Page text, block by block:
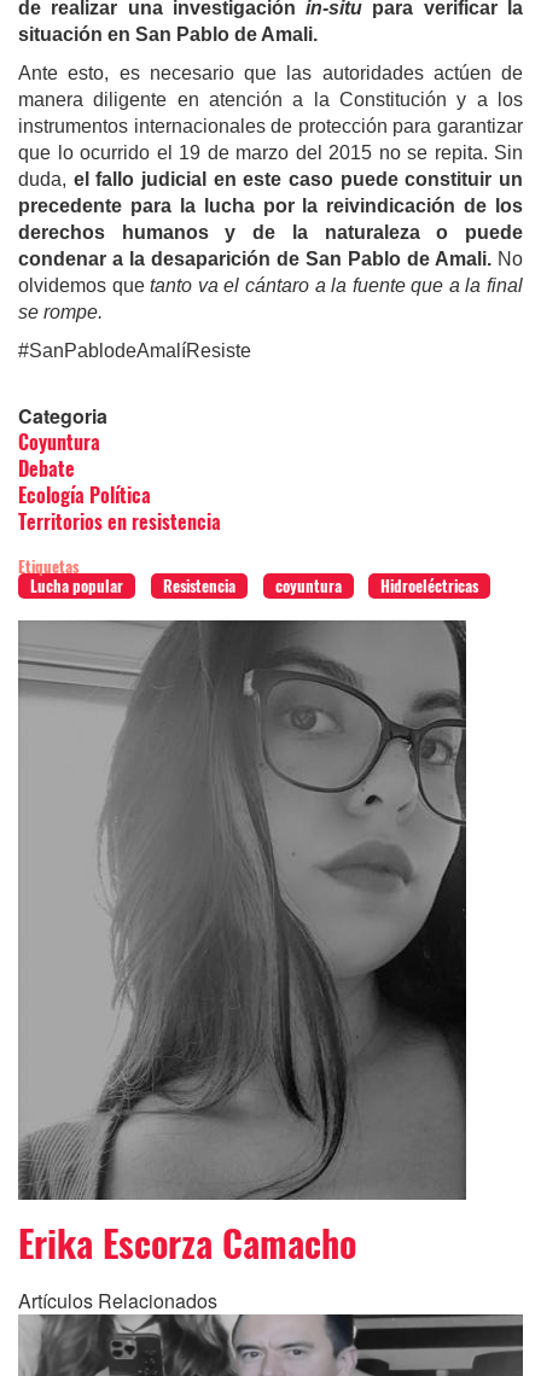
de realizar una investigaciónin-situ para verificar la
situación en San Pablo de Amali.
Ante esto, es necesario que las autoridades actúen de
manera diligente en atención a la Constitución y a los
instrumentos internacionales de protección para garantizar
que lo ocurrido el 19 de marzo del 2015 no se repita. Sin
duda, el fallo judicial en este caso puede constituir un
precedente para la lucha por la reivindicación de los
derechos humanos y de la naturaleza o puede
condenar a la desaparición de San Pablo de Amali. No
olvidemos quetanto va el cántaro a la fuente que a la final
se rompe.
#SanPablodeAmalíResiste
Categoria
Coyuntura
Debate
Ecología Política
Territorios en resistencia
Etiquetas
Lucha popular
Resistencia coyuntura Hidroeléctricas
Erika Escorza Camacho
Artículos Relacionados